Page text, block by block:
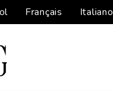
Français Italiano